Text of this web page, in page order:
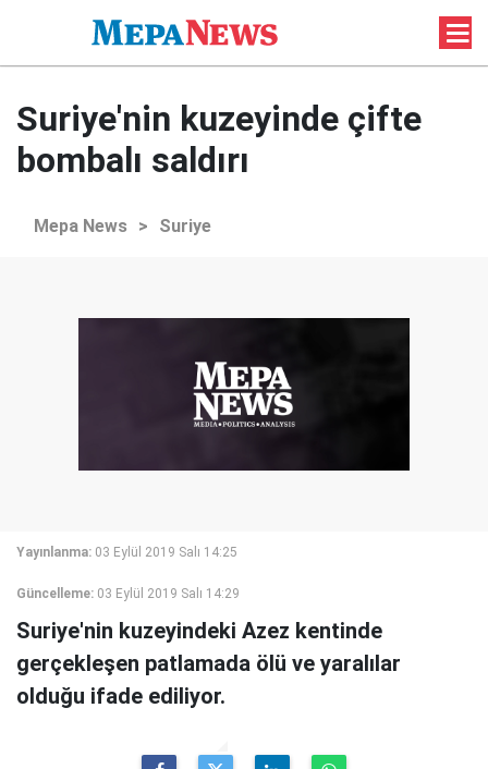
Suriye'nin kuzeyinde çifte
bombalı saldırı
Mepa News > Suriye
Yayınlanma: 03 Eylül 2019 Salı 14:25
Güncelleme: 03 Eylül 2019 Salı 14:29
Suriye'nin kuzeyindeki Azez kentinde
gerçekleşen patlamada ölü ve yaralılar
olduğu ifade ediliyor.